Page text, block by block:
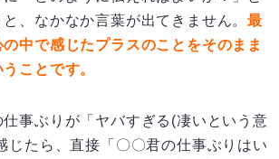
、なかなか言葉が出てきません。最
中で感じたプラスのことをそのまま
ことです。
事ぶりが「ヤバすぎる(凄いという意
じたら、直接「〇〇君の仕事ぶりはい